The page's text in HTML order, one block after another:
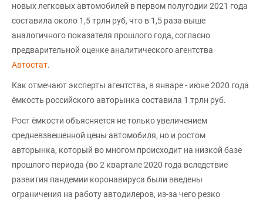
новых легковых автомобилей в первом полугодии 2021 года
составила около 1,5 трлн руб, что в 1,5 раза выше
аналогичного показателя прошлого года, согласно
предварительной оценке аналитического агентства
Автостат.
Как отмечают эксперты агентства, в январе - июне 2020 года
ёмкость российского авторынка составила 1 трлн руб.
Рост ёмкости объясняется не только увеличением
средневзвешенной цены автомобиля, но и ростом
авторынка, который во многом происходит на низкой базе
прошлого периода (во 2 квартале 2020 года вследствие
развития пандемии коронавируса были введены
ограничения на работу автодилеров, из-за чего резко